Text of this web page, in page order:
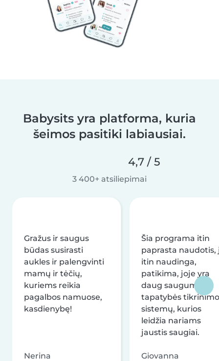
Babysits yra platforma, kuria
šeimos pasitiki labiausiai.
4,7 / 5
3 400+ atsiliepimai
Gražus ir saugus
būdas susirasti
aukles ir palengvinti
mamų ir tėčių,
kuriems reikia
pagalbos namuose,
kasdienybę!
Nerina
Šia programa itin
paprasta naudotis,
itin naudinga,
patikima, joje yra
daug saugumo ir
tapatybės tikrinimo
sistemų, kurios
leidžia nariams
jaustis saugiai.
Giovanna